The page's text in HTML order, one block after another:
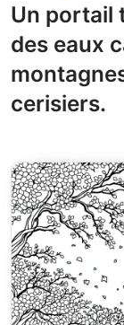
Un portail
des eaux
cerisiers.